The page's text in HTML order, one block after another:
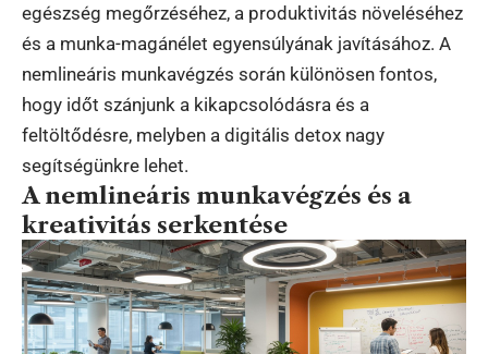
egészség megőrzéséhez, a produktivitás növeléséhez
és a munka-magánélet egyensúlyának javításához. A
nemlineáris munkavégzés során különösen fontos,
hogy időt szánjunk a kikapcsolódásra és a
feltöltődésre, melyben a digitális detox nagy
segítségünkre lehet.
A nemlineáris munkavégzés és a
kreativitás serkentése